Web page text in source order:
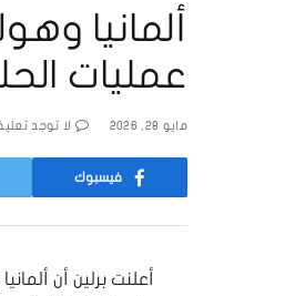
ألمانيا
عمليات
مايو 28, 2026 لا توجد
فيسبوك
أعلنت برلين أن